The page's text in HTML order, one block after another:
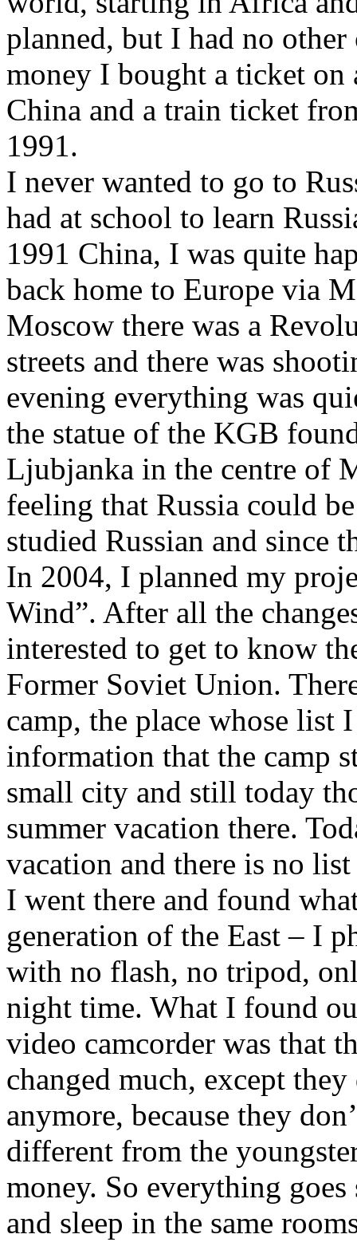
planned, but I had no
money I bought a ticket
China and a train ticket
1991.
I never wanted to go to
had at school to learn
1991 China, I was quite
back home to Europe via
Moscow there was a
streets and there was
evening everything was
the statue of the KGB
Ljubjanka in the centre of
feeling that Russia could
studied Russian and since
In 2004, I planned my
Wind”. After all the
interested to get to know
Former Soviet Union.
camp, the place whose list
information that the camp
small city and still today
summer vacation there.
vacation and there is no
I went there and found
generation of the East – I
with no flash, no tripod,
night time. What I found
video camcorder was that
changed much, except
anymore, because they
different from the
money. So everything
and sleep in the same